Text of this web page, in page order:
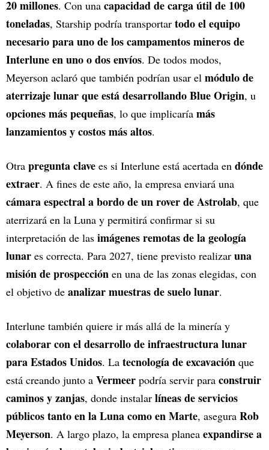
20 millones. Con una capacidad de carga útil de 100
toneladas, Starship podría transportar todo el equipo
necesario para uno de los campamentos mineros de
Interlune en uno o dos envíos. De todos modos,
Meyerson aclaró que también podrían usar el módulo de
aterrizaje lunar que está desarrollando Blue Origin, u
opciones más pequeñas, lo que implicaría más
lanzamientos y costos más altos.
Otra pregunta clave es si Interlune está acertada en dónde
extraer. A fines de este año, la empresa enviará una
cámara espectral a bordo de un rover de Astrolab, que
aterrizará en la Luna y permitirá confirmar si su
interpretación de las imágenes remotas de la geología
lunar es correcta. Para 2027, tiene previsto realizar una
misión de prospección en una de las zonas elegidas, con
el objetivo de analizar muestras de suelo lunar.
Interlune también quiere ir más allá de la minería y
colaborar con el desarrollo de infraestructura lunar
para Estados Unidos. La tecnología de excavación que
está creando junto a Vermeer podría servir para construir
caminos y zanjas, donde instalar líneas de servicios
públicos tanto en la Luna como en Marte, asegura Rob
Meyerson. A largo plazo, la empresa planea expandirse a